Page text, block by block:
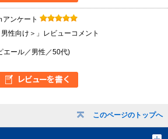
このページのトップへ
アンケート
性向け＞」レビューコメント
エール／男性／50代)